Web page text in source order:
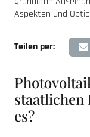
Aspekten und
Teilen per:
es?